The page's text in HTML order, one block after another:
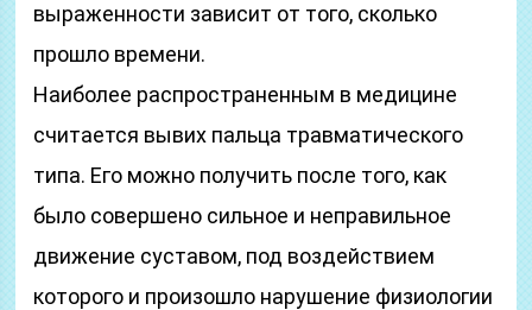
выраженности зависит от того, сколько
прошло времени.
Наиболее распространенным в медицине
считается вывих пальца травматического
типа. Его можно получить после того, как
было совершено сильное и неправильное
движение суставом, под воздействием
которого и произошло нарушение физиологии